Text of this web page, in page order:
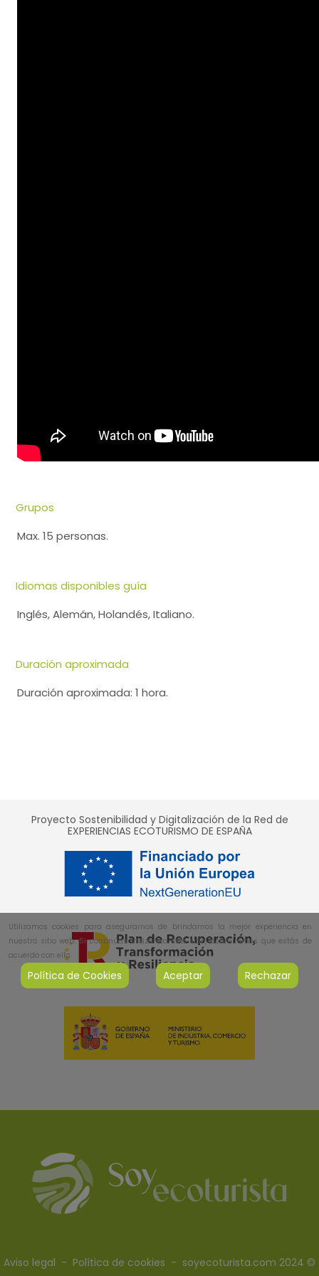
Grupos
Max. 15 personas.
Idiomas disponibles guía
Inglés, Alemán, Holandés, Italiano.
Duración aproximada
Duración aproximada: 1 hora.
Proyecto Sostenibilidad y Digitalización de la Red de
EXPERIENCIAS ECOTURISMO DE ESPAÑA
Aviso legal - Política de cookies - soyecoturista.com 2024 ©
Utilizamos cookies para asegurarnos de brindarnos la mejor experiencia en
nuestro sitio web. Si continúas utilizando este sitio, asumiremos que estás de
acuerdo con ello.
Política de Cookies Aceptar Rechazar